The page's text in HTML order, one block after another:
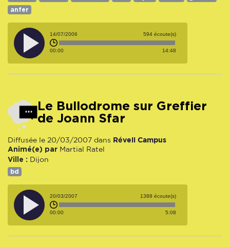
anfer
14/07/2006 594 écoute(s)
00:00 14:48
Le Bullodrome sur Greffier
de Joann Sfar
Diffusée le 20/03/2007 dans Réveil Campus
Animé(e) par Martial Ratel
Ville : Dijon
bd
20/03/2007 1388 écoute(s)
00:00 5:08